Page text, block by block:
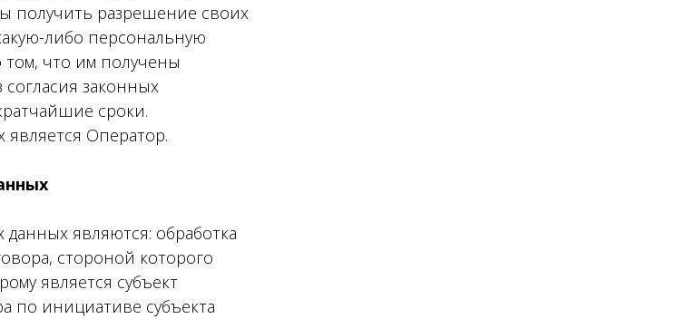
получить разрешение своих
либо персональную
том, что им получены
законных
сроки.
Оператор.
являются: обработка
стороной которого
является субъект
по инициативе субъекта